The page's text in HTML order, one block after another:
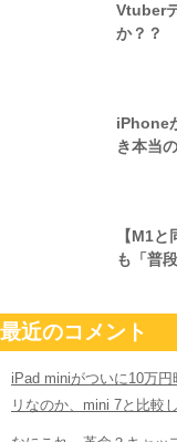
Vtuber
か？？
iPhone
き本当
【M1
も「普
最近のコメント
iPad miniがついに10万
リなのか、mini 7と比較